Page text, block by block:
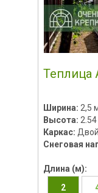
Теплица
Ширина: 2,5
Высота:
Каркас:
Снеговая
Длина (м):
2